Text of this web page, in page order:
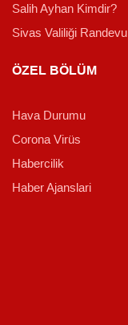
Salih Ayhan Kimdir?
Sivas Valiliği Randevu
ÖZEL BÖLÜM
Hava Durumu
Corona Virüs
Habercilik
Haber Ajanslari